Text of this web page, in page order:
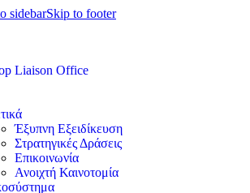
sidebarSkip to footer
Έξυπνη Εξειδίκευση
Στρατηγικές Δράσεις
Επικοινωνία
Ανοιχτή Καινοτομία